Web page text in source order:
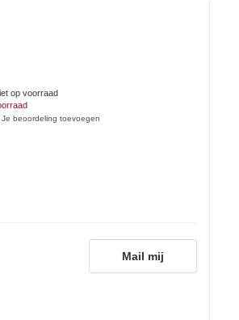
op voorraad
Je beoordeling toevoegen
Mail mij